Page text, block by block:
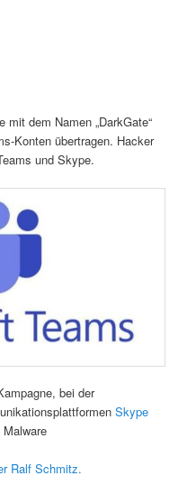
dem Namen „DarkGate“
Konten übertragen. Hacker
und Skype.
bei der
Skype
Ralf Schmitz.